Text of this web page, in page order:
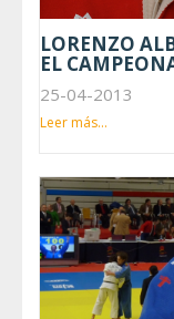
LORENZO
EL
25-04-2013
Leer más...